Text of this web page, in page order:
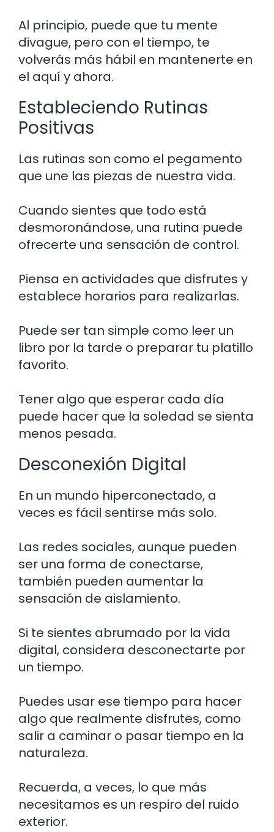
Al principio, puede que tu mente
divague, pero con el tiempo, te
volverás más hábil en mantenerte en
el aquí y ahora.
Estableciendo Rutinas
Positivas
Las rutinas son como el pegamento
que une las piezas de nuestra vida.
Cuando sientes que todo está
desmoronándose, una rutina puede
ofrecerte una sensación de control.
Piensa en actividades que disfrutes y
establece horarios para realizarlas.
Puede ser tan simple como leer un
libro por la tarde o preparar tu platillo
favorito.
Tener algo que esperar cada día
puede hacer que la soledad se sienta
menos pesada.
Desconexión Digital
En un mundo hiperconectado, a
veces es fácil sentirse más solo.
Las redes sociales, aunque pueden
ser una forma de conectarse,
también pueden aumentar la
sensación de aislamiento.
Si te sientes abrumado por la vida
digital, considera desconectarte por
un tiempo.
Puedes usar ese tiempo para hacer
algo que realmente disfrutes, como
salir a caminar o pasar tiempo en la
naturaleza.
Recuerda, a veces, lo que más
necesitamos es un respiro del ruido
exterior.